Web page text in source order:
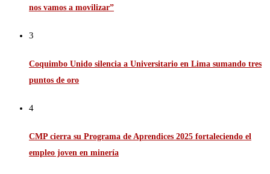
nos vamos a movilizar”
3
Coquimbo Unido silencia a Universitario en Lima sumando tres
puntos de oro
4
CMP cierra su Programa de Aprendices 2025 fortaleciendo el
empleo joven en minería